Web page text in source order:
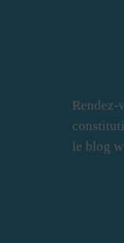
Rendez-
le blog